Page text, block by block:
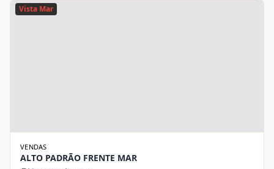
Vista Mar
VENDAS
ALTO PADRÃO FRENTE MAR